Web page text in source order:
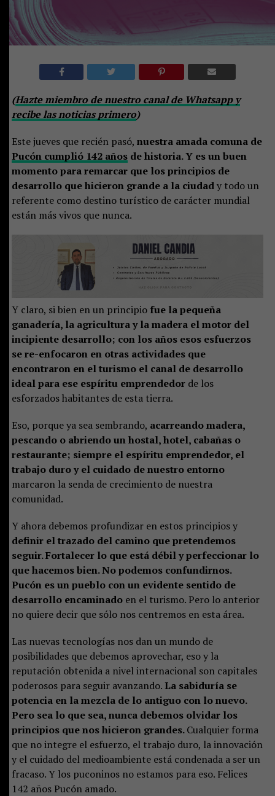
(Hazte miembro de nuestro canal de Whatsapp y
recibe las noticias primero)
Este jueves que recién pasó, nuestra amada comuna de
Pucón cumplió 142 añosde historia. Y es un buen
momento para remarcar que los principios de
desarrollo que hicieron grande a la ciudady todo un
referente como destino turístico de carácter mundial
están más vivos que nunca.
Y claro, si bien en un principio fue la pequeña
ganadería, la agricultura y la madera el motor del
incipiente desarrollo; con los años esos esfuerzos
se re-enfocaron en otras actividades que
encontraron en el turismo el canal de desarrollo
ideal para ese espíritu emprendedorde los
esforzados habitantes de esta tierra.
Eso, porque ya sea sembrando, acarreando madera,
pescando o abriendo un hostal, hotel, cabañas o
restaurante; siempre el espíritu emprendedor, el
trabajo duro y el cuidado de nuestro entorno
marcaron la senda de crecimiento de nuestra
comunidad.
Y ahora debemos profundizar en estos principios y
definir el trazado del camino que pretendemos
seguir. Fortalecer lo que está débil y perfeccionar lo
que hacemos bien. No podemos confundirnos.
Pucón es un pueblo con un evidente sentido de
desarrollo encaminadoen el turismo. Pero lo anterior
no quiere decir que sólo nos centremos en esta área.
Las nuevas tecnologías nos dan un mundo de
posibilidades que debemos aprovechar, eso y la
reputación obtenida a nivel internacional son capitales
poderosos para seguir avanzando. La sabiduría se
potencia en la mezcla de lo antiguo con lo nuevo.
Pero sea lo que sea, nunca debemos olvidar los
principios que nos hicieron grandes.Cualquier forma
que no integre el esfuerzo, el trabajo duro, la innovación
y el cuidado del medioambiente está condenada a ser un
fracaso. Y los puconinos no estamos para eso. Felices
142 años Pucón amado.